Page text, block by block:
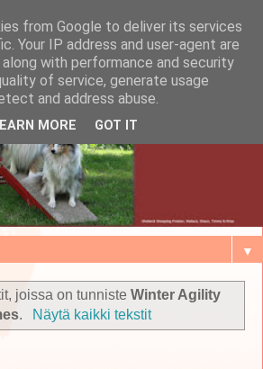
▼
joissa on tunniste Winter Agility
. Näytä kaikki tekstit
from Google to deliver its services
Your IP address and user-agent are
with performance and security
of service, generate usage
and address abuse.
MORE GOT IT